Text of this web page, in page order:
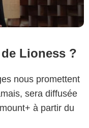
Lioness ?
nous promettent
sera diffusée
à partir du